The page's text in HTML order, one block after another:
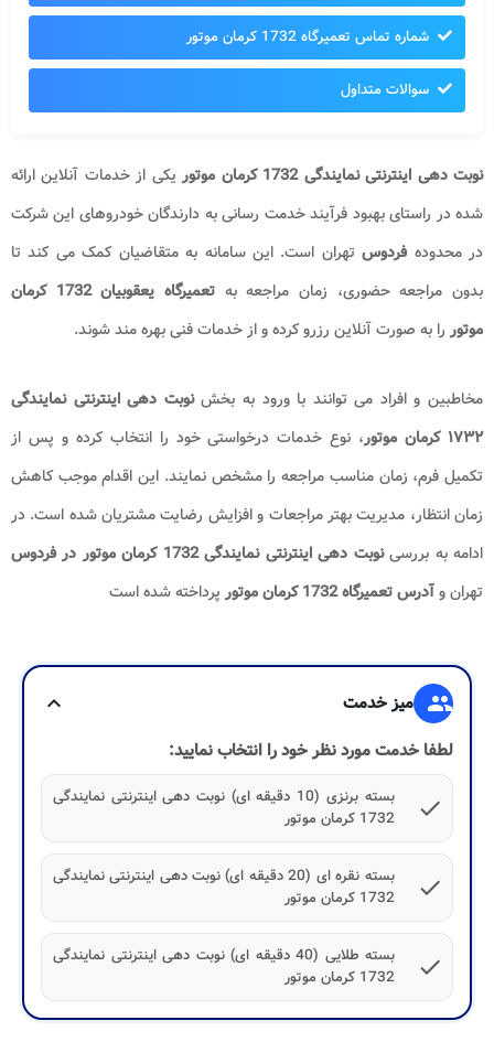
شماره تماس تعمیرگاه 1732 کرمان موتور
سوالات متداول
نوبت دهی اینترنتی نمایندگی 1732 کرمان موتور
یکی از خدمات آنلاین ارائه
شده در راستای بهبود فرآیند خدمت رسانی به دارندگان خودروهای این شرکت
در محدودهفردوس تهران است. این سامانه به متقاضیان کمک می کند تا
بدون مراجعه حضوری، زمان مراجعه به
تعمیرگاه یعقوبیان 1732 کرمان
موتوررا به صورت آنلاین رزرو کرده و از خدمات فنی بهره مند شوند.
مخاطبین و افراد می توانند با ورود به بخشنوبت دهی اینترنتی نمایندگی
۱۷۳۲ کرمان موتور، نوع خدمات درخواستی خود را انتخاب کرده و پس از
تکمیل فرم، زمان مناسب مراجعه را مشخص نمایند. این اقدام موجب کاهش
زمان انتظار، مدیریت بهتر مراجعات و افزایش رضایت مشتریان شده است. در
ادامه به بررسینوبت دهی اینترنتی نمایندگی 1732 کرمان موتور در فردوس
تهران وآدرس تعمیرگاه 1732 کرمان موتور پرداخته شده است
group میز خدمت
expand_more
لطفا خدمت مورد نظر خود را انتخاب نمایید:
check
بسته برنزی (10 دقیقه ای) نوبت دهی اینترنتی نمایندگی
1732 کرمان موتور
check
بسته نقره ای (20 دقیقه ای) نوبت دهی اینترنتی نمایندگی
1732 کرمان موتور
check
بسته طلایی (40 دقیقه ای) نوبت دهی اینترنتی نمایندگی
1732 کرمان موتور